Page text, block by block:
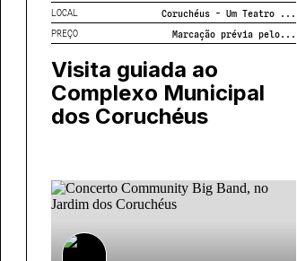
LOCAL
Coruchéus - Um Teatro ...
PREÇO
Marcação prévia pelo...
Visita guiada ao
Complexo Municipal
dos Coruchéus